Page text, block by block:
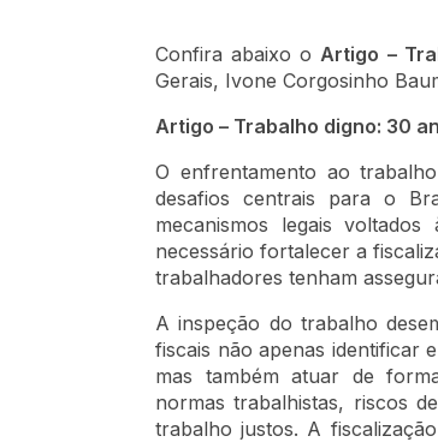
Confira abaixo oArtigo –
Gerais, Ivone Corgosinho
Artigo – Trabalho digno: 30
O enfrentamento ao
desafios centrais para o
mecanismos legais
necessário fortalecer a
trabalhadores tenham
A inspeção do trabalho
fiscais não apenas identificar
mas também atuar de
normas trabalhistas, riscos
trabalho justos. A